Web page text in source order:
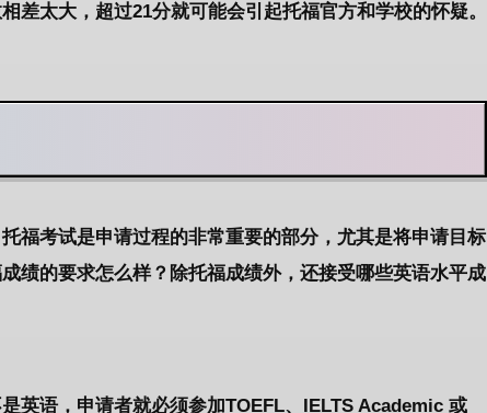
差太大，超过21分就可能会引起托福官方和学校的怀疑。
福考试是申请过程的非常重要的部分，尤其是将申请目标
绩的要求怎么样？除托福成绩外，还接受哪些英语水平成
英语，申请者就必须参加TOEFL、IELTS Academic 或